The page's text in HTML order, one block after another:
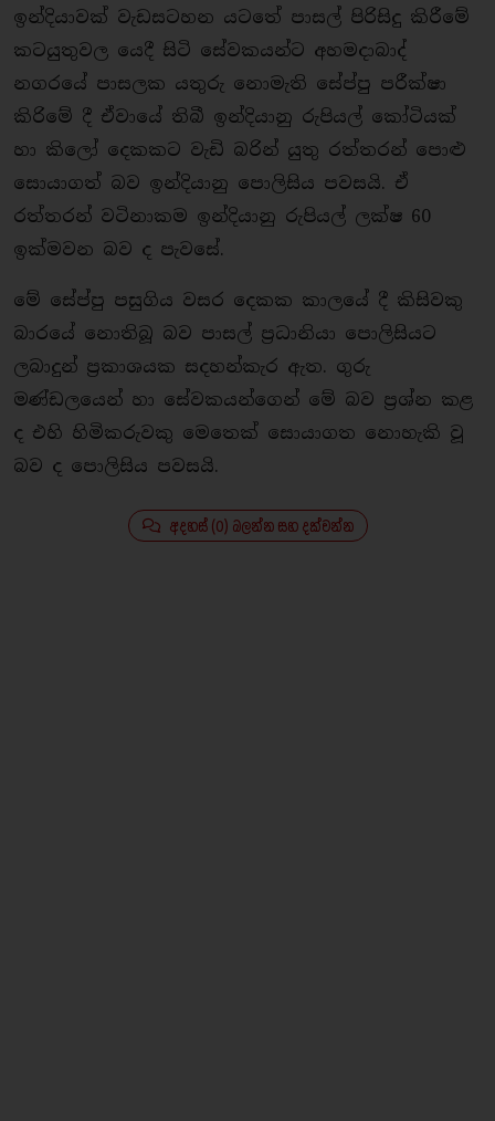
ඉන්දියාවක් වැඩසටහන යටතේ පාසල් පිරිසිදු කිරීමේ
කටයුතුවල යෙදී සිටි සේවකයන්ට අහමදාබාද්
නගරයේ පාසලක යතුරු නොමැති සේප්පු පරීක්ෂා
කිරිමේ දී ඒවායේ තිබී ඉන්දියානු රුපියල් කෝටියක්
හා කිලෝ දෙකකට වැඩි බරින් යුතු රත්තරන් පොළු
සොයාගත් බව ඉන්දියානු පොලිසිය පවසයි. ඒ
රත්තරන් වටිනාකම ඉන්දියානු රුපියල් ලක්ෂ 60
ඉක්මවන බව ද පැවසේ.
මේ සේප්පු පසුගිය වසර දෙකක කාලයේ දී කිසිවකු
බාරයේ නොතිබූ බව පාසල් ප්‍රධානියා පොලිසියට
ලබාදුන් ප්‍රකාශයක සදහන්කැර ඇත. ගුරු
මණ්ඩලයෙන් හා සේවකයන්ගෙන් මේ බව ප්‍රශ්න කළ
ද එහි හිමිකරුවකු මෙතෙක් සොයාගත නොහැකි වූ
බව ද පොලිසිය පවසයි.
අදහස් (0) බලන්න සහ දක්වන්න